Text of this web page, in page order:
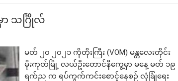
သင်္ဂြိုလ်
မတ် ၂၀ ၂၀၂၁ ကိုတိုးကြီး (VOM) မန္တလေးတိုင်း
မိုးကုတ်မြို့ လယ်ဦးတောင်နီကွေ့မှာ မနေ့ မတ် ၁၉
ရက်ည က ရပ်ကွက်ကင်းစောင့်နေစဉ် လုံခြုံရေး